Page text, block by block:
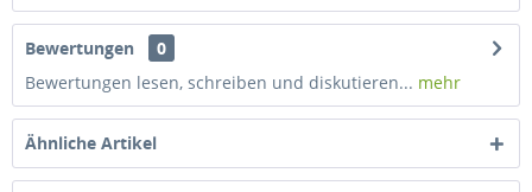
Bewertungen
0
Bewertungen lesen, schreiben und diskutieren... mehr
Ähnliche Artikel